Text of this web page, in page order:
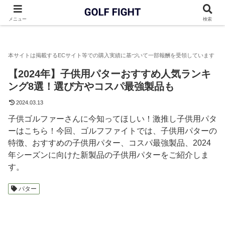
【2024年】子供用パターおすすめ人気ラ
【2024年】子供用パターおすすめ人気ランキ
ング8選！選び方やコスパ最強製品も
2024.03.13
子供ゴルファーさんに今知ってほしい！激推し子供用パタ
ーはこちら！今回、ゴルフファイトでは、子供用パターの
特徴、おすすめの子供用パター、コスパ最強製品、2024
年シーズンに向けた新製品の子供用パターをご紹介しま
す。
パター
メニュー 検索